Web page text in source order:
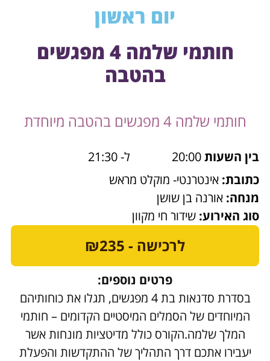
יום ראשון
חותמי שלמה 4 מפגשים
בהטבה
חותמי שלמה 4 מפגשים בהטבה מיוחדת
פרטים נוספים:
בסדרת סדנאות בת 4 מפגשים, תגלו את כוחותיהם
המיוחדים של הסמלים המיסטיים הקדומים – חותמי
המלך שלמה.הקורס כולל מדיטציות מונחות אשר
יעבירו אתכם דרך התהליך של ההתקדשות והפעלת
בין השעות
ל- 21:30
כתובת: אינטרנטי- מוקלט מראש
מנחה: אורנה בן שושן
סוג האירוע: שידור חי מקוון
לרכישה - ₪235